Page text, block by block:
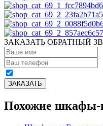
ЗАКАЗАТЬ ОБРАТНЫЙ
Похожие шкафы-